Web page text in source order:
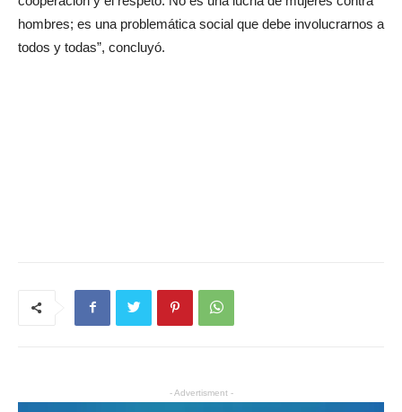
hombres; es una problemática social que debe involucrarnos a
todos y todas”, concluyó.
- Advertisment -